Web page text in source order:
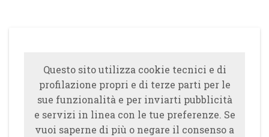
Questo sito utilizza cookie tecnici e di
profilazione propri e di terze parti per le
sue funzionalità e per inviarti pubblicità
e servizi in linea con le tue preferenze. Se
vuoi saperne di più o negare il consenso a